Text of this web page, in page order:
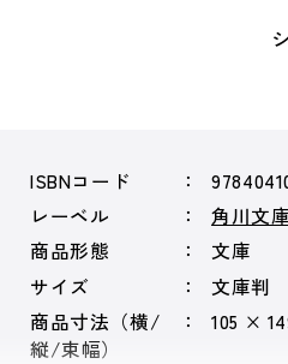
ISBNコード
レーベル
角川文庫
商品形態
文庫
サイズ
文庫判
商品寸法（横/
縦/束幅）
105 ×